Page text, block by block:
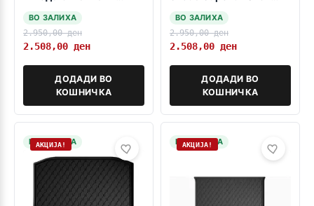
Долна положба
ВО ЗАЛИХА
2.950,00ден
2.508,00 ден
ДОДАДИ ВО
КОШНИЧКА
polozba-
ВО ЗАЛИХА
2.950,00ден
2.508,00 ден
ДОДАДИ ВО
КОШНИЧКА
НА ЗАЛИХА
АКЦИЈА! НА ЗАЛИХА
АКЦИЈА!